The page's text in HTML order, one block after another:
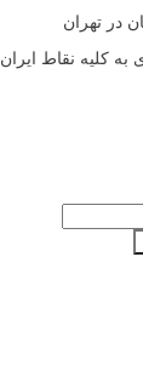
در تهران
به کلیه نقاط ایران